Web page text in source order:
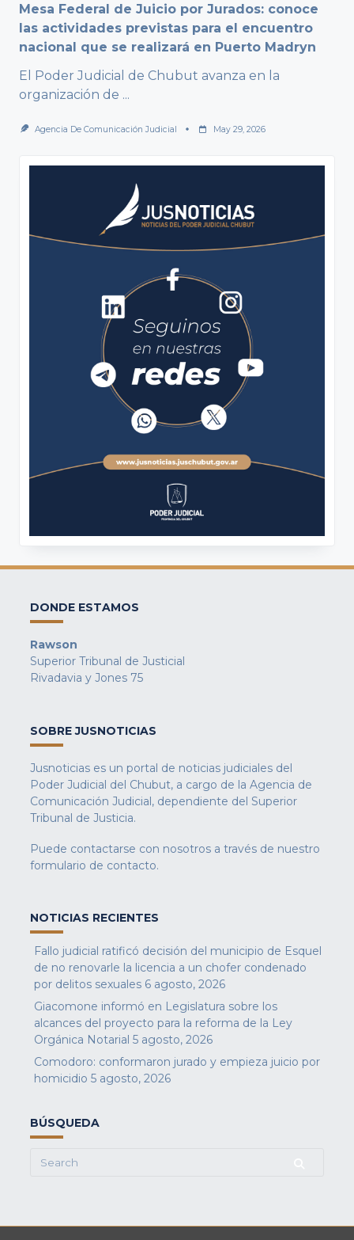
Mesa Federal de Juicio por Jurados: conoce
las actividades previstas para el encuentro
nacional que se realizará en Puerto Madryn
El Poder Judicial de Chubut avanza en la
organización de ...
Agencia De Comunicación Judicial May 29, 2026
DONDE ESTAMOS
Rawson
Superior Tribunal de Justicial
Rivadavia y Jones 75
SOBRE JUSNOTICIAS
Jusnoticias es un portal de noticias judiciales del
Poder Judicial del Chubut, a cargo de la Agencia de
Comunicación Judicial, dependiente del Superior
Tribunal de Justicia.
Puede contactarse con nosotros a través de nuestro
formulario de contacto.
NOTICIAS RECIENTES
Fallo judicial ratificó decisión del municipio de Esquel
de no renovarle la licencia a un chofer condenado
por delitos sexuales 6 agosto, 2026
Giacomone informó en Legislatura sobre los
alcances del proyecto para la reforma de la Ley
Orgánica Notarial 5 agosto, 2026
Comodoro: conformaron jurado y empieza juicio por
homicidio 5 agosto, 2026
BÚSQUEDA
Search